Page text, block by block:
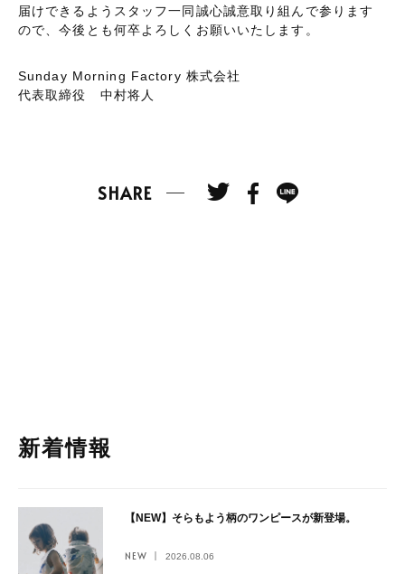
届けできるようスタッフ一同誠心誠意取り組んで参ります
ので、今後とも何卒よろしくお願いいたします。
Sunday Morning Factory 株式会社
代表取締役 中村将人
SHARE
新着情報
【NEW】そらもよう柄のワンピースが新登場。
NEW 2026.08.06